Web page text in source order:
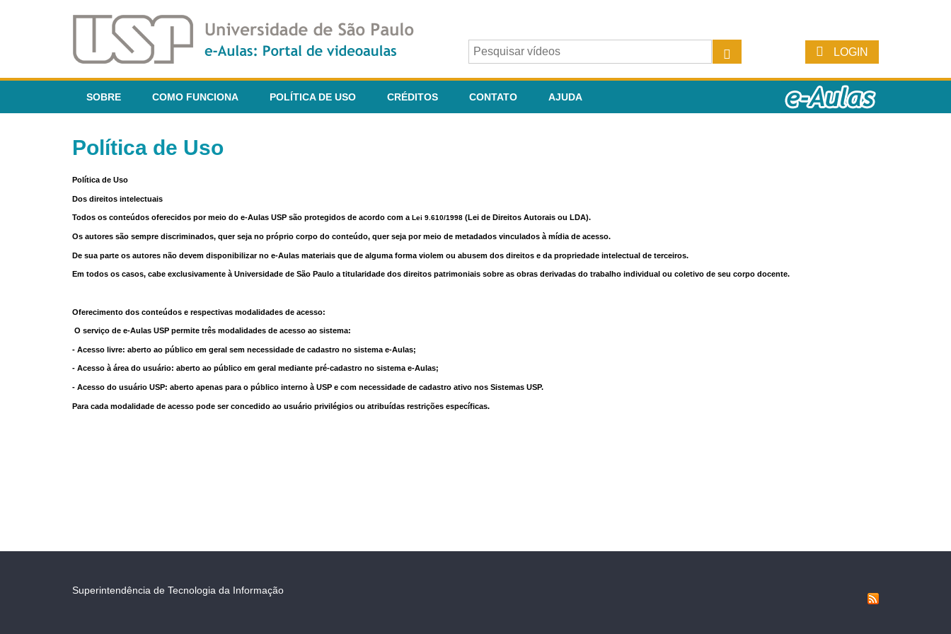
LOGIN
SOBRE COMO FUNCIONA POLÍTICA DE USO CRÉDITOS CONTATO AJUDA
Política de Uso
Política de Uso
Dos direitos intelectuais
Todos os conteúdos oferecidos por meio do e-Aulas USP são protegidos de acordo com a Lei 9.610/1998 (Lei de Direitos Autorais ou LDA).
Os autores são sempre discriminados, quer seja no próprio corpo do conteúdo, quer seja por meio de metadados vinculados à mídia de acesso.
De sua parte os autores não devem disponibilizar no e-Aulas materiais que de alguma forma violem ou abusem dos direitos e da propriedade intelectual de terceiros.
Em todos os casos, cabe exclusivamente à Universidade de São Paulo a titularidade dos direitos patrimoniais sobre as obras derivadas do trabalho individual ou coletivo de seu corpo docente.
Oferecimento dos conteúdos e respectivas modalidades de acesso:
O serviço de e-Aulas USP permite três modalidades de acesso ao sistema:
- Acesso livre: aberto ao público em geral sem necessidade de cadastro no sistema e-Aulas;
- Acesso à área do usuário: aberto ao público em geral mediante pré-cadastro no sistema e-Aulas;
- Acesso do usuário USP: aberto apenas para o público interno à USP e com necessidade de cadastro ativo nos Sistemas USP.
Para cada modalidade de acesso pode ser concedido ao usuário privilégios ou atribuídas restrições específicas.
Superintendência de Tecnologia da Informação